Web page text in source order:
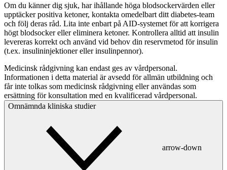
Om du känner dig sjuk, har ihållande höga blodsockervärden eller
upptäcker positiva ketoner, kontakta omedelbart ditt diabetes-team
och följ deras råd. Lita inte enbart på AID-systemet för att korrigera
högt blodsocker eller eliminera ketoner. Kontrollera alltid att insulin
levereras korrekt och använd vid behov din reservmetod för insulin
(t.ex. insulininjektioner eller insulinpennor).
Medicinsk rådgivning kan endast ges av vårdpersonal.
Informationen i detta material är avsedd för allmän utbildning och
får inte tolkas som medicinsk rådgivning eller användas som
ersättning för konsultation med en kvalificerad vårdpersonal.
Omnämnda kliniska studier
arrow-down